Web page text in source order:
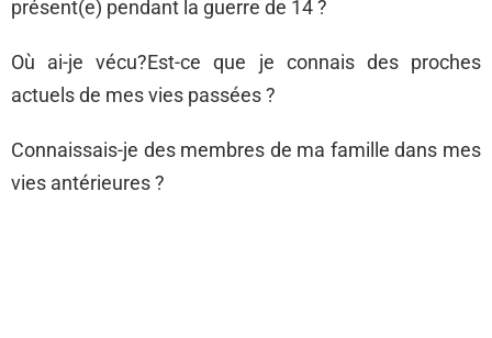
présent(e) pendant la guerre de 14 ?
Où ai-je vécu?Est-ce que je connais des proches
actuels de mes vies passées ?
Connaissais-je des membres de ma famille dans mes
vies antérieures ?